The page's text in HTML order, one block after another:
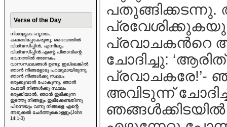
Verse of the Day
നിങ്ങളുടെ ഹൃദയം
കലങ്ങിപ്പോകരുതു; ദൈവത്തിൽ
വിശ്വസിപ്പിൻ, എന്നിലും
വിശ്വസിപ്പിൻ.എന്റെ പിതാവിന്റെ
ഭവനത്തിൽ അനേകം
വാസസ്ഥലങ്ങൾ ഉണ്ടു; ഇല്ലെങ്കിൽ
ഞാൻ നിങ്ങളോടു പറയുമായിരുന്നു.
ഞാൻ നിങ്ങൾക്കു സ്ഥലം
ഒരുക്കുവാൻ പോകുന്നു. ഞാൻ
പോയി നിങ്ങൾക്കു സ്ഥലം
ഒരുക്കിയാൽ, ഞാൻ ഇരിക്കുന്ന
ഇടത്തു നിങ്ങളും ഇരിക്കേണ്ടതിന്നു
പിന്നെയും വന്നു നിങ്ങളെ എന്റെ
അടുക്കൽ ചേർത്തുകൊള്ളും(John
14:1-3)
പ്രവാചകന്‍റെ
ചോദിച്ചു:
പ്രവാചകരേ!’-
അവിടുന്ന്